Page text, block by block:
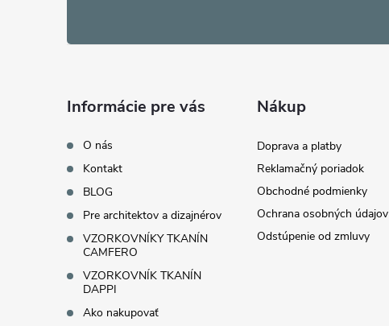
Informácie pre vás
O nás
Kontakt
BLOG
Pre architektov a dizajnérov
VZORKOVNÍKY TKANÍN
CAMFERO
VZORKOVNÍK TKANÍN
DAPPI
Ako nakupovať
Nákup
Doprava a platby
Reklamačný poriadok
Obchodné podmienky
Ochrana osobných údajov
Odstúpenie od zmluvy